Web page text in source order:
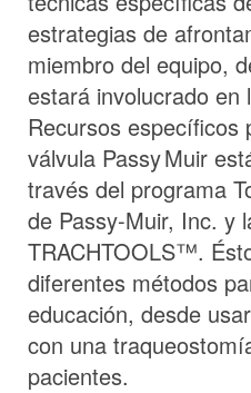
estrategias de
miembro del equipo,
estará involucrado en
Recursos específicos
válvula Passy Muir
través del programa
de Passy-Muir, Inc. y
TRACHTOOLS™.
diferentes métodos
educación, desde
con una
pacientes.